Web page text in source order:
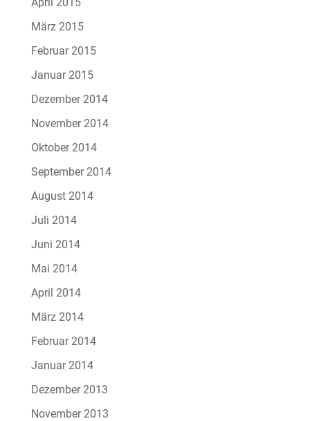
März 2015
Februar 2015
Januar 2015
Dezember 2014
November 2014
Oktober 2014
September 2014
August 2014
Juli 2014
Juni 2014
Mai 2014
April 2014
März 2014
Februar 2014
Januar 2014
Dezember 2013
November 2013